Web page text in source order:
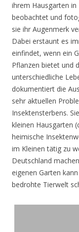
ihrem Hausgarten
beobachtet und
sie ihr Augenmerk
Dabei erstaunt es
einfindet, wenn ein
Pflanzen bietet und
unterschiedliche
dokumentiert die
sehr aktuellen
Insektensterbens.
kleinen Hausgarten
heimische
im Kleinen tätig zu
Deutschland
eigenen Garten
bedrohte Tierwelt